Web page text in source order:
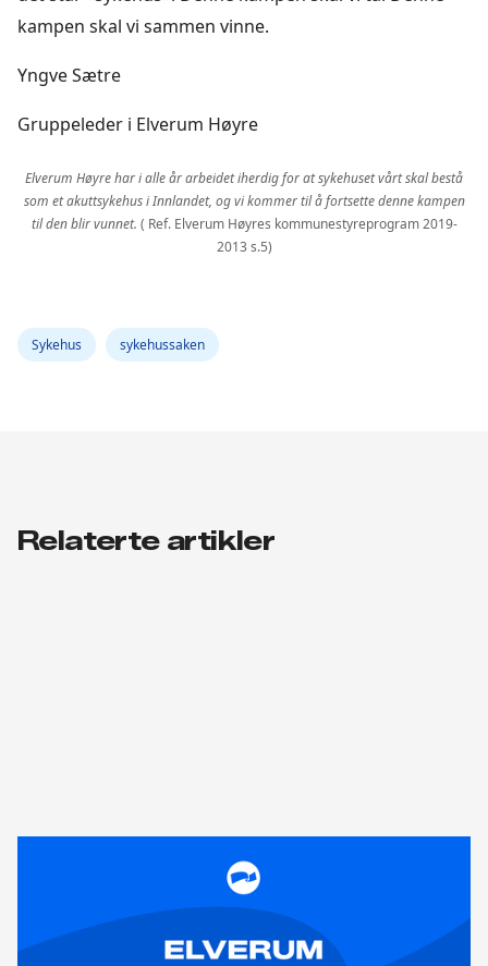
kampen skal vi sammen vinne.
Yngve Sætre
Gruppeleder i Elverum Høyre
Elverum Høyre har i alle år arbeidet iherdig for at sykehuset vårt skal bestå
som et akuttsykehus i Innlandet, og vi kommer til å fortsette denne kampen
til den blir vunnet. ( Ref. Elverum Høyres kommunestyreprogram 2019-
2013 s.5)
Sykehus sykehussaken
Relaterte artikler